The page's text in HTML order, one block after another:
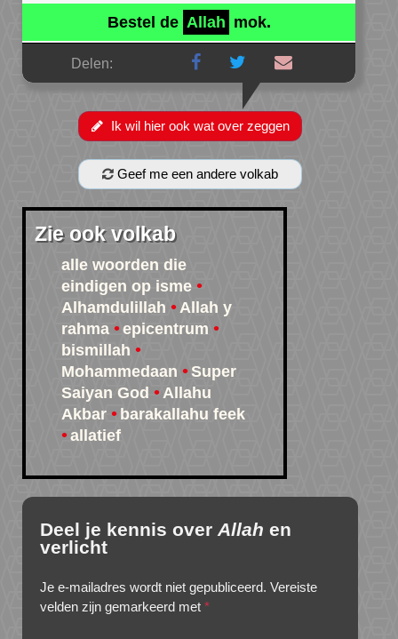
Bestel de Allah mok.
Delen:
Ik wil hier ook wat over zeggen
Geef me een andere volkab
Zie ook volkab
alle woorden die
eindigen op isme
Alhamdulillah
Allah y
rahma
epicentrum
bismillah
Mohammedaan
Super
Saiyan God
Allahu
Akbar
barakallahu feek
allatief
Deel je kennis over Allah en
verlicht
Je e-mailadres wordt niet gepubliceerd. Vereiste
velden zijn gemarkeerd met *